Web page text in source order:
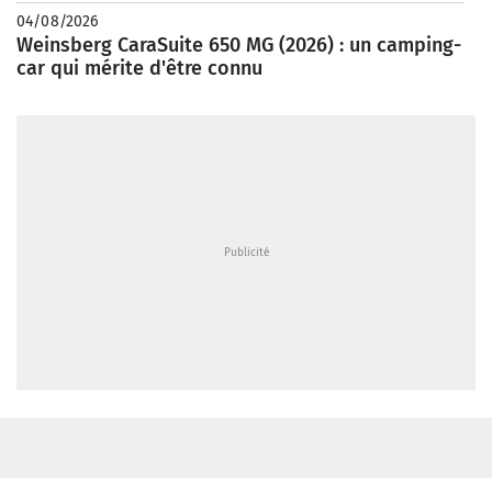
04/08/2026
Weinsberg CaraSuite 650 MG (2026) : un camping-
car qui mérite d'être connu